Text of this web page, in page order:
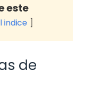
este
indice
de